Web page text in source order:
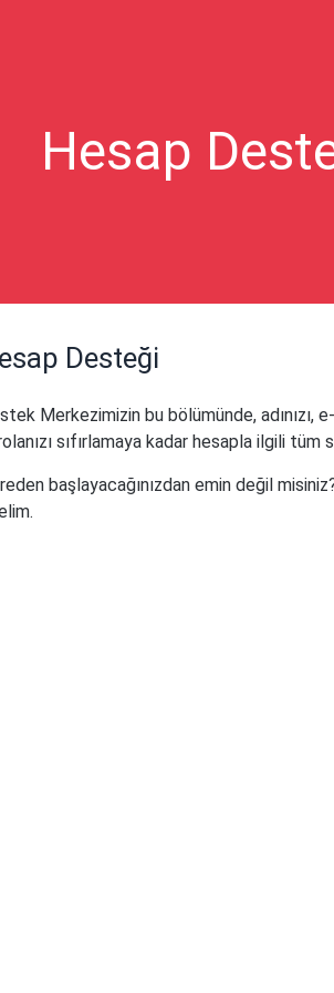
Hesap
Desteği
Merkezimizin bu bölümünde,
sıfırlamaya kadar hesapla ilgili tüm
başlayacağınızdan emin değil